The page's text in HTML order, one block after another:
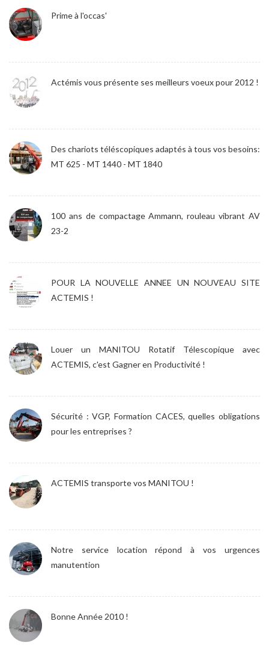
Prime à l'occas'
Actémis vous présente ses meilleurs voeux pour 2012 !
Des chariots téléscopiques adaptés à tous vos besoins:
MT 625 - MT 1440 - MT 1840
100 ans de compactage Ammann, rouleau vibrant AV
23-2
POUR LA NOUVELLE ANNEE UN NOUVEAU SITE
ACTEMIS !
Louer un MANITOU Rotatif Télescopique avec
ACTEMIS, c'est Gagner en Productivité !
Sécurité : VGP, Formation CACES, quelles obligations
pour les entreprises ?
ACTEMIS transporte vos MANITOU !
Notre service location répond à vos urgences
manutention
Bonne Année 2010 !